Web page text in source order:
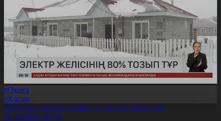
#Оқиға
#Қоғам
ШҚО-да электр желісінің 80 пайызы тозып тұр
10.12.2025, 20:58